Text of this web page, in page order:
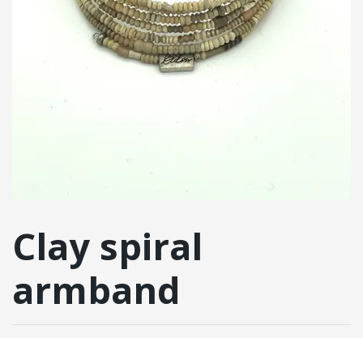
Clay spiral
armband